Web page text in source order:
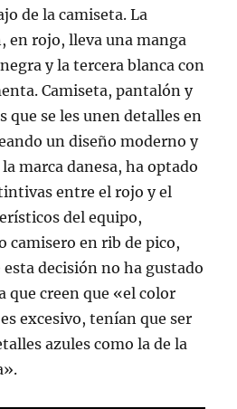
de la camiseta. La
en rojo, lleva una manga
y la tercera blanca con
Camiseta, pantalón y
que se les unen detalles en
un diseño moderno y
marca danesa, ha optado
entre el rojo y el
del equipo,
camisero en rib de pico,
esta decisión no ha gustado
que creen que «el color
excesivo, tenían que ser
azules como la de la